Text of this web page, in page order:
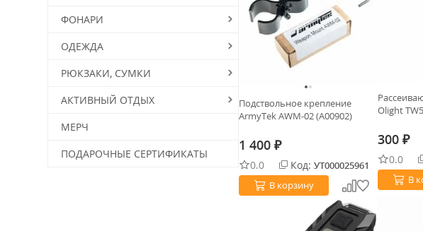
ФОНАРИ
ОДЕЖДА
РЮКЗАКИ, СУМКИ
АКТИВНЫЙ ОТДЫХ
МЕРЧ
ПОДАРОЧНЫЕ СЕРТИФИКАТЫ
Подствольное крепление
ArmyTek AWM-02 (A00902)
1 400 ₽
0.0 Код: УТ000025961
В корзину
Olight
300 ₽
0.0
В